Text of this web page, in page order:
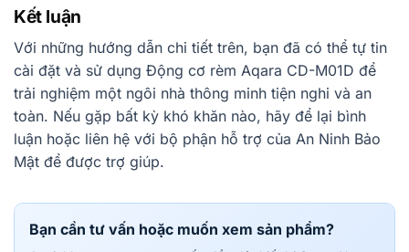
Kết luận
Với những hướng dẫn chi tiết trên, bạn đã có thể tự tin
cài đặt và sử dụng Động cơ rèm Aqara CD-M01D để
trải nghiệm một ngôi nhà thông minh tiện nghi và an
toàn. Nếu gặp bất kỳ khó khăn nào, hãy để lại bình
luận hoặc liên hệ với bộ phận hỗ trợ của An Ninh Bảo
Mật để được trợ giúp.
Bạn cần tư vấn hoặc muốn xem sản phẩm?